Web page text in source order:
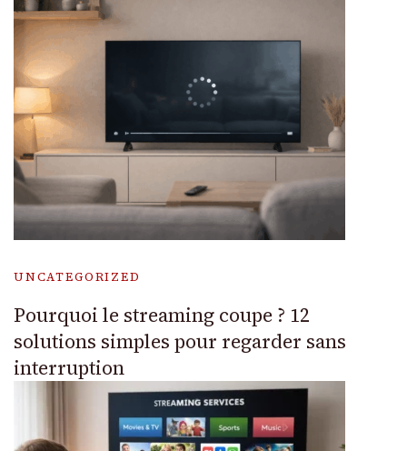
UNCATEGORIZED
Pourquoi le streaming coupe ? 12
solutions simples pour regarder sans
interruption